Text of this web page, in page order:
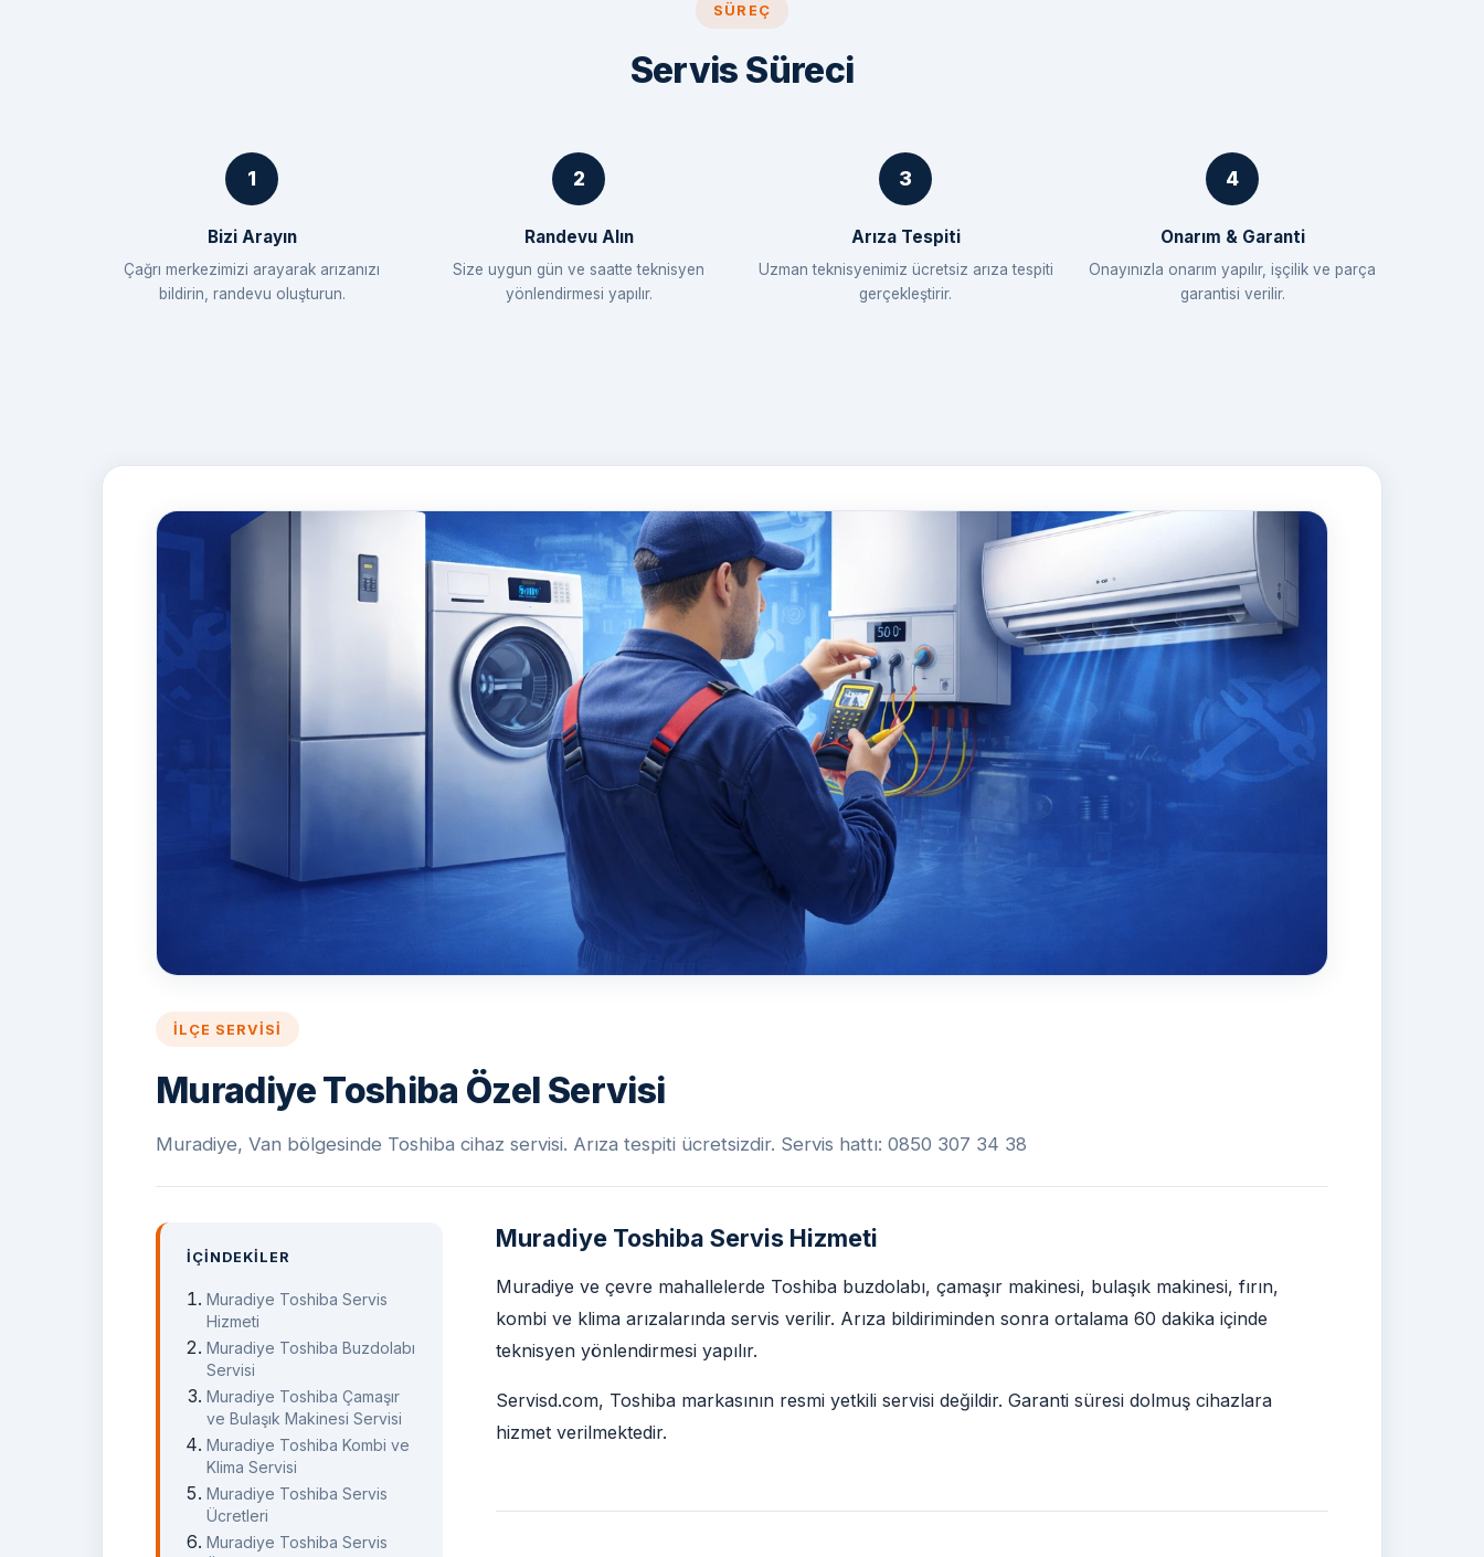
SÜREÇ
Servis Süreci
Bizi Arayın
Çağrı merkezimizi arayarak arızanızı
bildirin, randevu oluşturun.
Randevu Alın
Size uygun gün ve saatte teknisyen
yönlendirmesi yapılır.
Arıza Tespiti
Uzman teknisyenimiz ücretsiz arıza tespiti
gerçekleştirir.
Onarım & Garanti
Onayınızla onarım yapılır, işçilik ve parça
garantisi verilir.
İLÇE SERVISI
Muradiye Toshiba Özel Servisi
Muradiye, Van bölgesinde Toshiba cihaz servisi. Arıza tespiti ücretsizdir. Servis hattı: 0850 307 34 38
İÇINDEKILER
Muradiye Toshiba Servis
Hizmeti
Muradiye Toshiba Buzdolabı
Servisi
Muradiye Toshiba Çamaşır
ve Bulaşık Makinesi Servisi
Muradiye Toshiba Kombi ve
Klima Servisi
Muradiye Toshiba Servis
Ücretleri
Muradiye Toshiba Servis
Muradiye Toshiba Servis Hizmeti
Muradiye ve çevre mahallelerde Toshiba buzdolabı, çamaşır makinesi, bulaşık makinesi, fırın,
kombi ve klima arızalarında servis verilir. Arıza bildiriminden sonra ortalama 60 dakika içinde
teknisyen yönlendirmesi yapılır.
Servisd.com, Toshiba markasının resmi yetkili servisi değildir. Garanti süresi dolmuş cihazlara
hizmet verilmektedir.